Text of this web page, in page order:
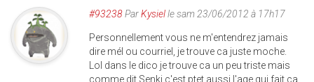
#93238ParKysielle sam 23/06/2012 à 17h17
Personnellement vous ne m'entendrez jamais
dire mél ou courriel, je trouve ca juste moche.
Lol dans le dico je trouve ca un peu triste mais
comme dit Senki c'est ptet aussi l'age qui fait ca.